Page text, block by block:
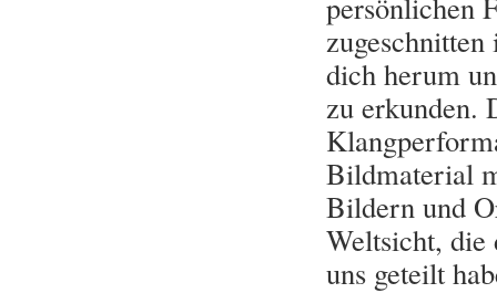
dich herum
zu erkunden.
Bildmaterial
Bildern und
Weltsicht,
uns geteilt